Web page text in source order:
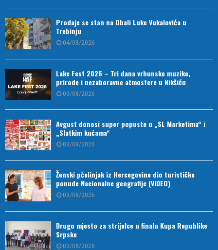
Prodaje se stan na Obali Luke Vukalovića u
Trebinju
04/08/2026
Lake Fest 2026 – Tri dana vrhunske muzike,
prirode i nezaboravne atmosfere u Nikšiću
03/08/2026
Avgust donosi super popuste u „SL Marketima“ i
„Slatkim kućama“
03/08/2026
Ženski pčelinjak iz Hercegovine dio turističke
ponude Nacionalne geografije (VIDEO)
03/08/2026
Drugo mjesto za strijelce u finalu Kupa Republike
Srpske
03/08/2026